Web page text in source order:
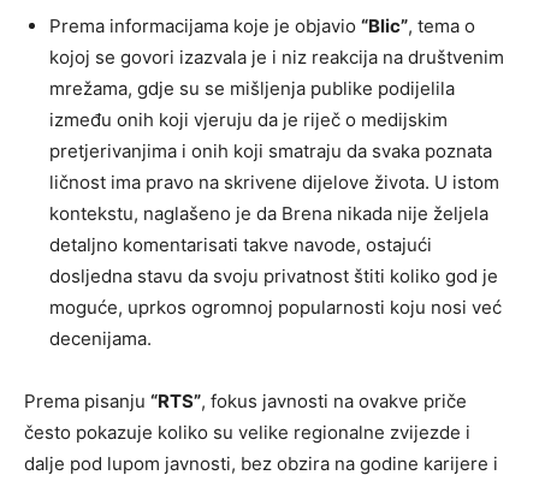
Prema informacijama koje je objavio “Blic”, tema o
kojoj se govori izazvala je i niz reakcija na društvenim
mrežama, gdje su se mišljenja publike podijelila
između onih koji vjeruju da je riječ o medijskim
pretjerivanjima i onih koji smatraju da svaka poznata
ličnost ima pravo na skrivene dijelove života. U istom
kontekstu, naglašeno je da Brena nikada nije željela
detaljno komentarisati takve navode, ostajući
dosljedna stavu da svoju privatnost štiti koliko god je
moguće, uprkos ogromnoj popularnosti koju nosi već
decenijama.
Prema pisanju “RTS”, fokus javnosti na ovakve priče
često pokazuje koliko su velike regionalne zvijezde i
dalje pod lupom javnosti, bez obzira na godine karijere i